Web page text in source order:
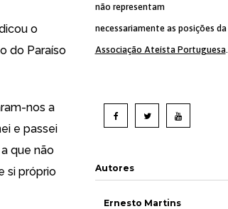
o
do Paraíso
nos a
e passei
que não
si próprio
não representam
necessariamente as posições da
Associação Ateísta Portuguesa.
Autores
Ernesto Martins